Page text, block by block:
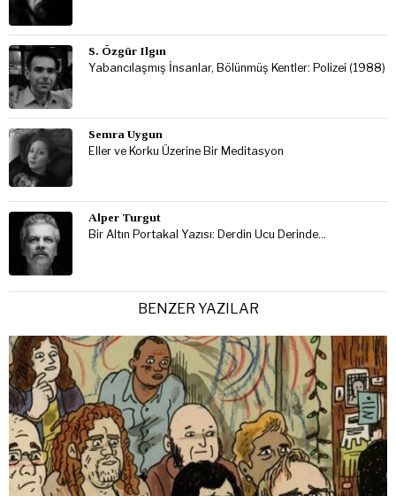
S. Özgür Ilgın
Yabancılaşmış İnsanlar, Bölünmüş Kentler: Polizei (1988)
Semra Uygun
Eller ve Korku Üzerine Bir Meditasyon
Alper Turgut
Bir Altın Portakal Yazısı: Derdin Ucu Derinde…
BENZER YAZILAR